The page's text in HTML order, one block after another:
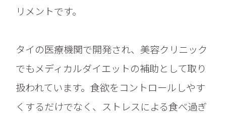
リメントです。
タイの医療機関で開発され、美容クリニック
でもメディカルダイエットの補助として取り
扱われています。食欲をコントロールしやす
くするだけでなく、ストレスによる食べ過ぎ